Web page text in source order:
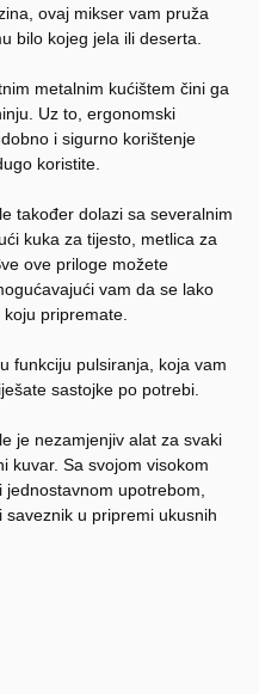
ovaj mikser vam pruža
bilo kojeg jela ili deserta.
metalnim kućištem čini ga
Uz to, ergonomski
i sigurno korištenje
koristite.
također dolazi sa severalnim
kuka za tijesto, metlica za
ove priloge možete
vam da se lako
pripremate.
funkciju pulsiranja, koja vam
sastojke po potrebi.
je nezamjenjiv alat za svaki
kuvar. Sa svojom visokom
upotrebom,
u pripremi ukusnih